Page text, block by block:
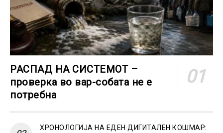
РАСПАД НА СИСТЕМОТ –
проверка во вар-собата не е
потребна
ХРОНОЛОГИЈА НА ЕДЕН ДИГИТАЛЕН КОШМАР: